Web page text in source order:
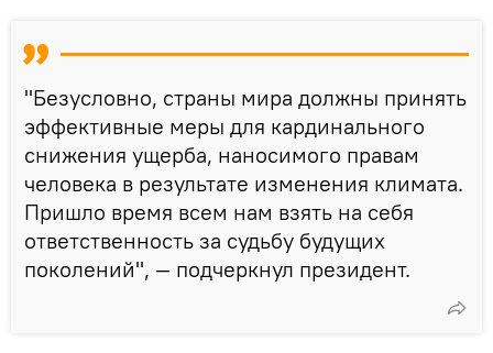
"Безусловно, страны мира должны принять
эффективные меры для кардинального
снижения ущерба, наносимого правам
человека в результате изменения климата.
Пришло время всем нам взять на себя
ответственность за судьбу будущих
поколений", — подчеркнул президент.